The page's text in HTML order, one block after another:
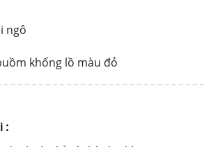
ngô
khổng lồ màu đỏ
: